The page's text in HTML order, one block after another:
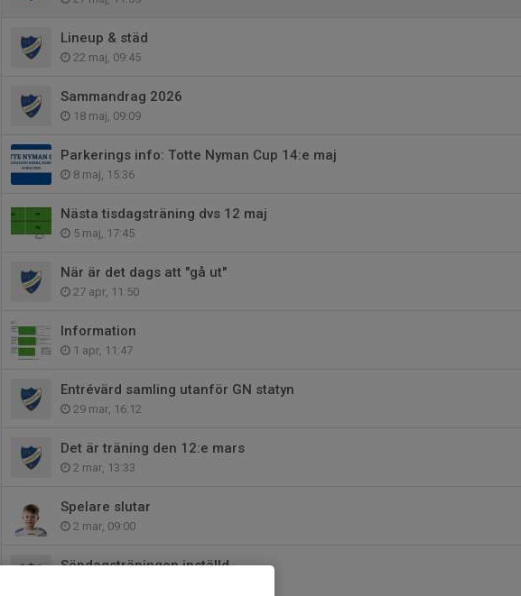
Lineup & städ
22 maj, 09:45
Sammandrag 2026
18 maj, 09:09
Parkerings info: Totte Nyman Cup 14:e maj
8 maj, 15:36
Nästa tisdagsträning dvs 12 maj
5 maj, 17:45
När är det dags att "gå ut"
27 apr, 11:50
Information
1 apr, 11:47
Entrévärd samling utanför GN statyn
29 mar, 16:12
Det är träning den 12:e mars
2 mar, 13:33
Spelare slutar
2 mar, 09:00
Söndagsträningen inställd